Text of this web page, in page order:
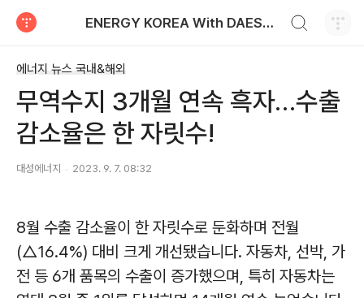
ENERGY KOREA With DAESUNG ENERGY
에너지 뉴스 국내&해외
무역수지 3개월 연속 흑자…수출
감소율은 한 자릿수!
대성에너지 2023. 9. 7. 08:32
8월 수출 감소율이 한 자릿수로 둔화하며 전월
(△16.4%) 대비 크게 개선됐습니다. 자동차, 선박, 가
전 등 6개 품목의 수출이 증가했으며, 특히 자동차는